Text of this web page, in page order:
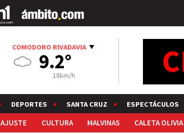
COMODORO RIVADAVIA
9.2°
18km/h
DEPORTES SANTA CRUZ ESPECTÁCULOS
AJUSTE CULTURA MALVINAS CALETA OLIVIA